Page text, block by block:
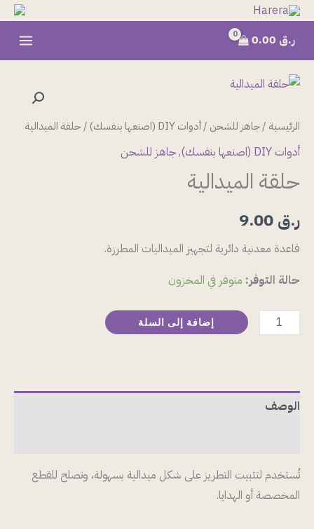
تخطي
المحتوى
ر.ق
الرئيسية /جاهز للشحن /أدوات DIY (اصنعها بنفسك) / حلقة الميدالية
أدوات DIY (اصنعها بنفسك) ,جاهز للشحن
حلقة الميدالية
ر.ق
قاعدة معدنية دائرية لتجهيز الميداليات المطرزة.
حالة التوفر: متوفر في المخزون
كمية
الميدالية
إضافة إلى السلة
الوصف
تُستخدم لتثبيت التطريز على شكل ميدالية بسهولة، وتصلح للقطع
المخصصة أو الهدايا.